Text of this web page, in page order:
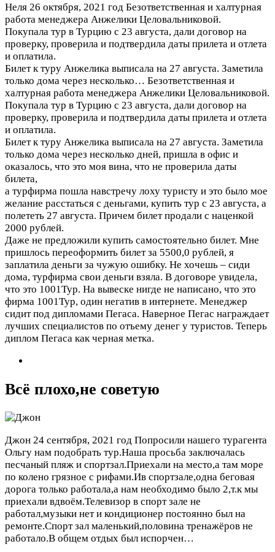
Неля 26 октября, 2021 год Безответственная и халтурная
работа менеджера Анжелики Целовальниковой.
Покупала тур в Турцию с 23 августа, дали договор на
проверку, проверила и подтвердила даты прилета и отлета
и оплатила.
Билет к туру Анжелика выписала на 27 августа. Заметила
только дома через несколько… Безответственная и
халтурная работа менеджера Анжелики Целовальниковой.
Покупала тур в Турцию с 23 августа, дали договор на
проверку, проверила и подтвердила даты прилета и отлета
и оплатила.
Билет к туру Анжелика выписала на 27 августа. Заметила
только дома через несколько дней, пришла в офис и
оказалось, что это моя вина, что не проверила даты
билета,
а турфирма пошла навстречу лоху туристу и это было мое
желание расстаться с деньгами, купить тур с 23 августа, а
полететь 27 августа. Причем билет продали с наценкой
2000 рублей.
Даже не предложили купить самостоятельно билет. Мне
пришлось переоформить билет за 5500,0 рублей, я
заплатила деньги за чужую ошибку. Не хочешь – сиди
дома, турфирма свои деньги взяла. В договоре увидела,
что это 1001Тур. На вывеске нигде не написано, что это
фирма 1001Тур, один негатив в интернете. Менеджер
сидит под дипломами Пегаса. Наверное Пегас награждает
лучших специалистов по отъему денег у туристов. Теперь
диплом Пегаса как черная метка.
Всё плохо,не советую
Джон 24 сентября, 2021 год Попросили нашего турагента
Ольгу нам подобрать тур.Наша просьба заключалась
песчаный пляж и спортзал.Приехали на место,а там море
по колено грязное с рифами.Ив спортзале,одна беговая
дорога только работала,а нам необходимо было 2,т.к мы
приехали вдвоём.Телевизор в спорт зале не
работал,музыки нет и кондиционер постоянно был на
ремонте.Спорт зал маленький,половина тренажёров не
работало.В общем отдых был испорчен…